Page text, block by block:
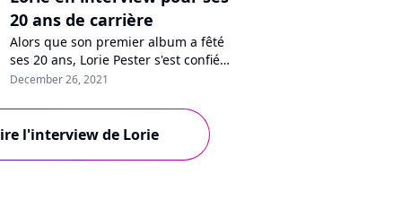
20 ans de carrière
Alors que son premier album a fêté
ses 20 ans, Lorie Pester s'est confiée
en interview à Pure Charts pour
l'enregistrement de son premier
tube en passant par le succès, ses
stratégies, son couple avec Billy
December 26, 2021
l'interview de Lorie